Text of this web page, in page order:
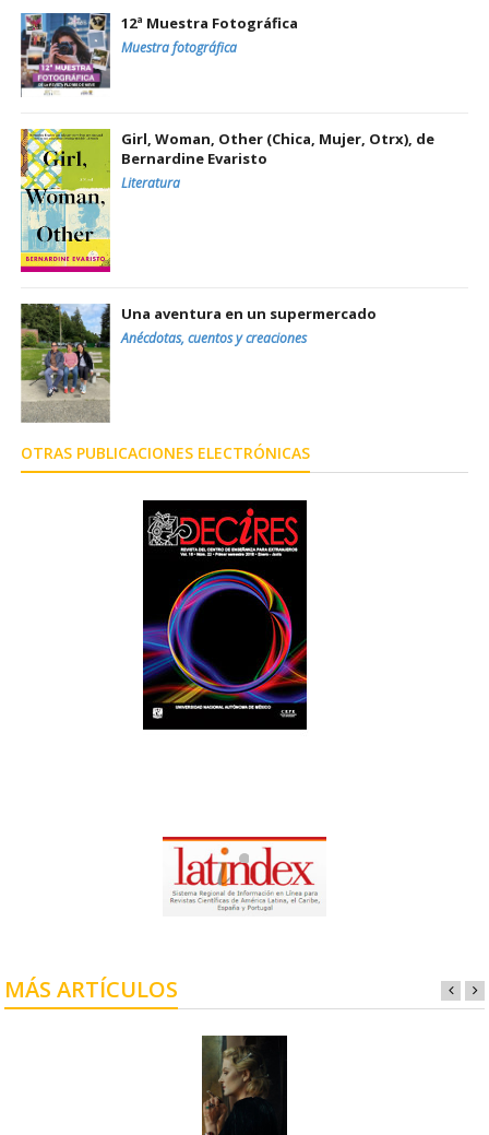
12ª Muestra Fotográfica
Muestra fotográfica
Girl, Woman, Other (Chica, Mujer, Otrx), de
Bernardine Evaristo
Literatura
Una aventura en un supermercado
Anécdotas, cuentos y creaciones
OTRAS PUBLICACIONES ELECTRÓNICAS
MÁS ARTÍCULOS